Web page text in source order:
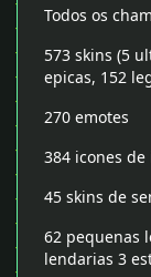
Português
Todos os
573 skins (5
epicas, 152
270 emotes
384 icones
45 skins de
62 pequenas
lendarias 3